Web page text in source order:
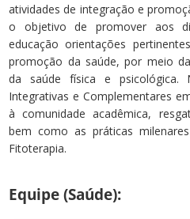
atividades de integração e
o objetivo de promover aos
educação orientações
promoção da saúde, por meio
da saúde física e psicológica.
Integrativas e Complementares
à comunidade acadêmica,
bem como as práticas
Fitoterapia.
Equipe (Saúde):